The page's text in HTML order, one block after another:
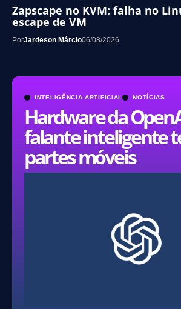
INTELIGÊNCIA ARTIFICIAL NOTÍCIAS
Hardware da
falante inteligente
partes móveis
Zapscape no KVM: falha no
escape de VM
PorJardeson Márcio06/08/2026